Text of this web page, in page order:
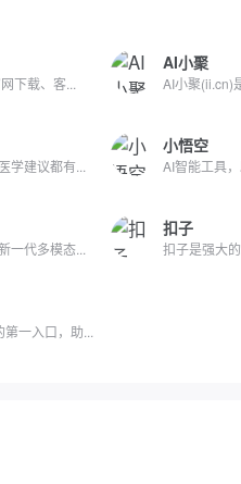
下载、客...
AI小聚
AI小聚(ii.cn)
学建议都有...
小悟空
AI智能工具
一代多模态...
扣子
扣子是强大
一入口，助...